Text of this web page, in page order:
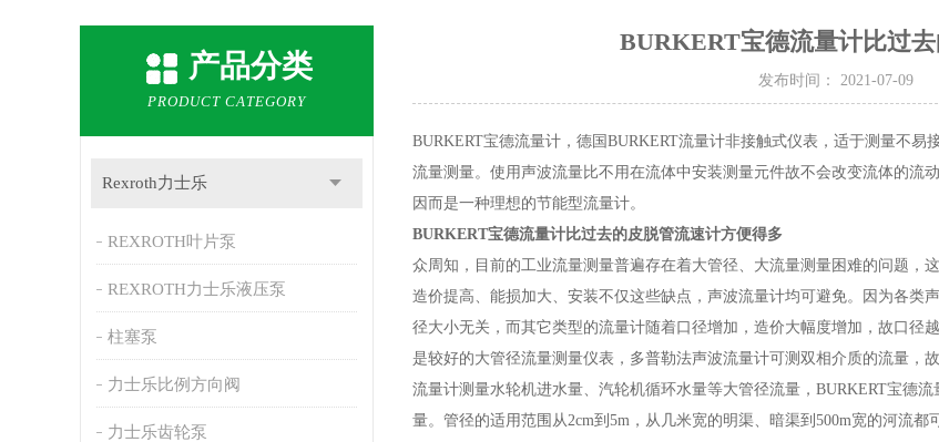
产品分类
PRODUCT CATEGORY
Rexroth力士乐
REXROTH叶片泵
REXROTH力士乐液压泵
柱塞泵
力士乐比例方向阀
力士乐齿轮泵
BURKERT宝德流量计比过
发布时间： 2021-07-09
BURKERT宝德流量计，德国BURKERT流量计非接触式仪表，适于测量不
流量测量。使用声波流量比不用在流体中安装测量元件故不会改变流体的流
因而是一种理想的节能型流量计。
BURKERT宝德流量计比过去的皮脱管流速计方便得多
众周知，目前的工业流量测量普遍存在着大管径、大流量测量困难的问题，
造价提高、能损加大、安装不仅这些缺点，声波流量计均可避免。因为各类
径大小无关，而其它类型的流量计随着口径增加，造价大幅度增加，故口径
是较好的大管径流量测量仪表，多普勒法声波流量计可测双相介质的流量，
流量计测量水轮机进水量、汽轮机循环水量等大管径流量，BURKERT宝德
量。管径的适用范围从2cm到5m，从几米宽的明渠、暗渠到500m宽的河流